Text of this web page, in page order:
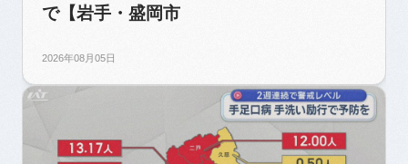
で【岩手・盛岡市
2026年08月05日